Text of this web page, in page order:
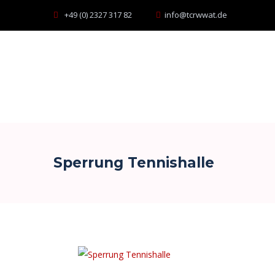
+49 (0) 2327 317 82 info@tcrwwat.de
Sperrung Tennishalle